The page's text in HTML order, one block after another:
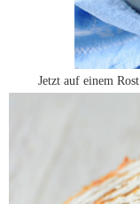
Jetzt auf einem